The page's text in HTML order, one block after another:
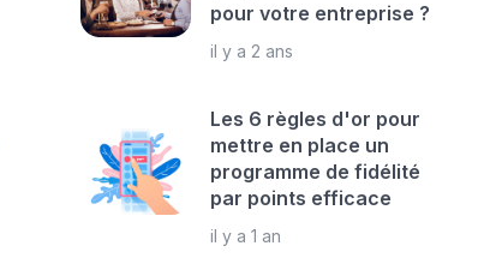
pour votre entreprise ?
il y a 2 ans
Les 6 règles d'or pour
mettre en place un
programme de fidélité
par points efficace
il y a 1 an